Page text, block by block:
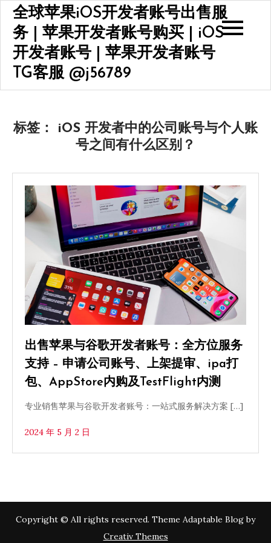
Skip
content
全球苹果iOS开发者账号出售服
务 | 苹果开发者账号购买 | iOS
开发者账号 | 苹果开发者账号
TG客服 @j56789
标签： iOS 开发者中的公司账号与个人账
号之间有什么区别？
出售苹果与谷歌开发者账号：全方位服务
支持 – 申请公司账号、上架提审、ipa打
包、AppStore内购及TestFlight内测
专业销售苹果与谷歌开发者账号：一站式服务解决方案 […]
2024 年 5 月 2 日
Copyright © All rights reserved. Theme Adaptable Blog by
Creativ Themes